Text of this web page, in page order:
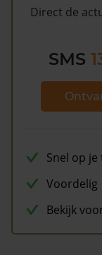
bent u elk jaar
waarde en
Direct de
SMS
Snel op
Voordelig
Bekijk